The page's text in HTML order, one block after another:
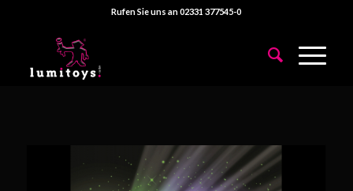
Rufen Sie uns an 02331 377545-0